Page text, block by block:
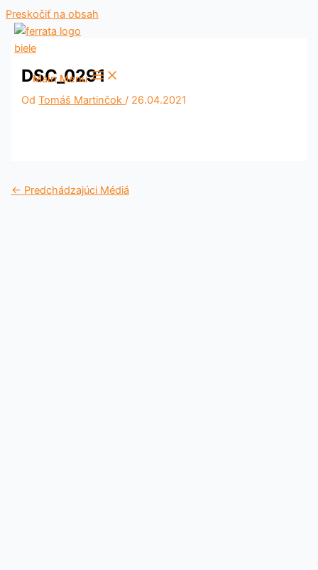
Preskočiť na obsah
Main Menu
DSC_0291
Od Tomáš Martinčok/ 26.04.2021
← Predchádzajúci Médiá